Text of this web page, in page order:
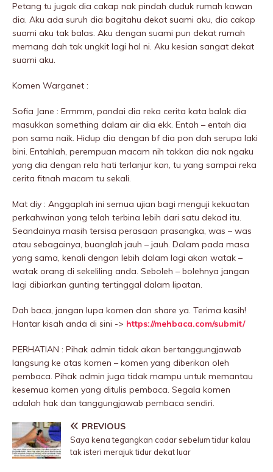
Petang tu jugak dia cakap nak pindah duduk rumah kawan
dia. Aku ada suruh dia bagitahu dekat suami aku, dia cakap
suami aku tak baIas. Aku dengan suami pun dekat rumah
memang dah tak ungkit lagi hal ni. Aku kesian sangat dekat
suami aku.
Komen Warganet :
Sofia Jane : Ermmm, pandai dia reka cerita kata balak dia
masukkan something dalam air dia ekk. Entah – entah dia
pon sama naik. Hidup dia dengan bf dia pon dah serupa laki
bini. Entahlah, perempuan macam nih takkan dia nak ngaku
yang dia dengan rela hati terIanjur kan, tu yang sampai reka
cerita fitnah macam tu sekali.
Mat diy : Anggaplah ini semua ujian bagi menguji kekuatan
perkahwinan yang telah terbina lebih dari satu dekad itu.
Seandainya masih tersisa perasaan prasangka, was – was
atau sebagainya, buanglah jauh – jauh. Dalam pada masa
yang sama, kenali dengan lebih dalam lagi akan watak –
watak orang di sekeliling anda. Seboleh – bolehnya jangan
lagi dibiarkan gunting tertinggal dalam lipatan.
Dah baca, jangan lupa komen dan share ya. Terima kasih!
Hantar kisah anda di sini -> https://mehbaca.com/submit/
PERHATIAN : Pihak admin tidak akan bertanggungjawab
langsung ke atas komen – komen yang diberikan oleh
pembaca. Pihak admin juga tidak mampu untuk memantau
kesemua komen yang ditulis pembaca. Segala komen
adalah hak dan tanggungjawab pembaca sendiri.
PREVIOUS
Saya kena tegangkan cadar sebelum tidur kalau
tak isteri merajuk tidur dekat luar